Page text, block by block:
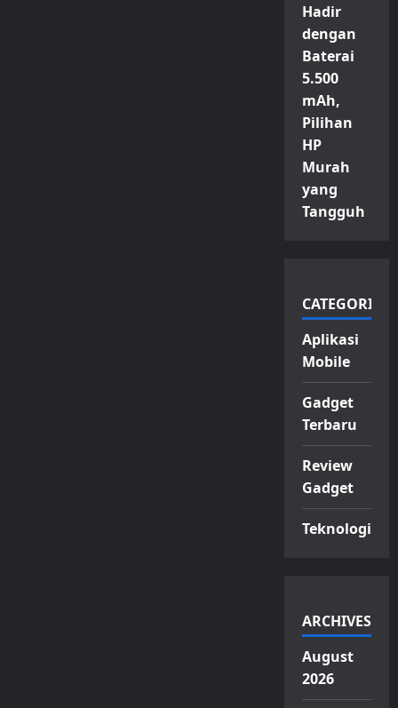
Hadir
dengan
Baterai
5.500
mAh,
Pilihan
HP
Murah
yang
Tangguh
CATEGORIES
Aplikasi
Mobile
Gadget
Terbaru
Review
Gadget
Teknologi
ARCHIVES
August
2026